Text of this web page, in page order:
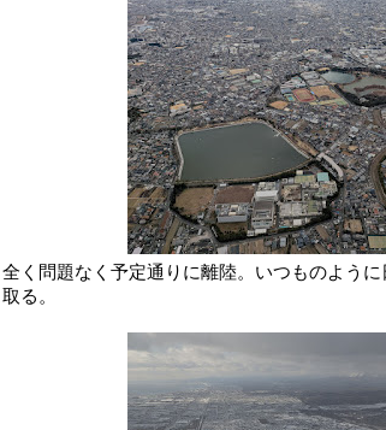
全く問題なく予定通りに離陸。いつものよう
取る。